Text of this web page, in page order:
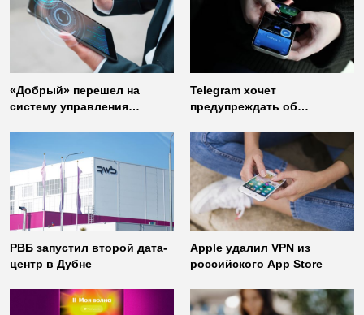
«Добрый» перешел на
систему управления
Telegram хочет
предупреждать об
неофициальных клиентов
мессенджера
РВБ запустил второй дата-
центр в Дубне
Apple удалил VPN из
российского App Store